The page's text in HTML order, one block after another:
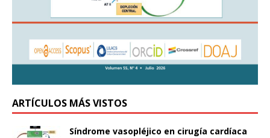
ARTÍCULOS MÁS VISTOS
Síndrome vasopléjico en cirugía cardíaca